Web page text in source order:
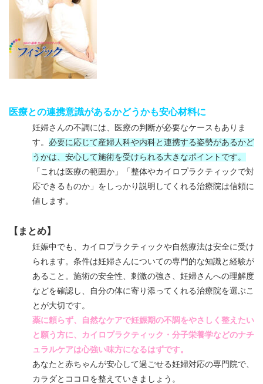
医療との連携意識があるかどうかも安心材料に
妊婦さんの不調には、医療の判断が必要なケースもありま
す。 必要に応じて産婦人科や内科と連携する姿勢があるかど
うかは、安心して施術を受けられる大きなポイントです。
「これは医療の範囲か」「整体やカイロプラクティックで対
応できるものか」をしっかり説明してくれる治療院は信頼に
値します。
【まとめ】
妊娠中でも、カイロプラクティックや自然療法は安全に受け
られます。条件は妊婦さんについての専門的な知識と経験が
あること。施術の安全性、刺激の強さ、妊婦さんへの理解度
などを確認し、自分の体に寄り添ってくれる治療院を選ぶこ
とが大切です。
薬に頼らず、自然なケアで妊娠期の不調をやさしく整えたい
と願う方に、カイロプラクティック・分子栄養学などのナチ
ュラルケアは心強い味方になるはずです。
あなたと赤ちゃんが安心して過ごせる妊婦対応の専門院で、
カラダとココロを整えていきましょう。